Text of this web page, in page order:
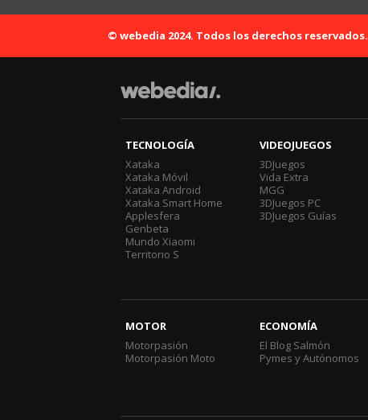
© webedia 2024. Todos los derechos reservados.
TECNOLOGÍA
Xataka
Xataka Móvil
Xataka Android
Xataka Smart Home
Applesfera
Genbeta
Mundo Xiaomi
Territorio S
VIDEOJUEGOS
3DJuegos
Vida Extra
MGG
3DJuegos PC
3DJuegos Guías
MOTOR
Motorpasión
Motorpasión Moto
ECONOMÍA
El Blog Salmón
Pymes y Autónomos